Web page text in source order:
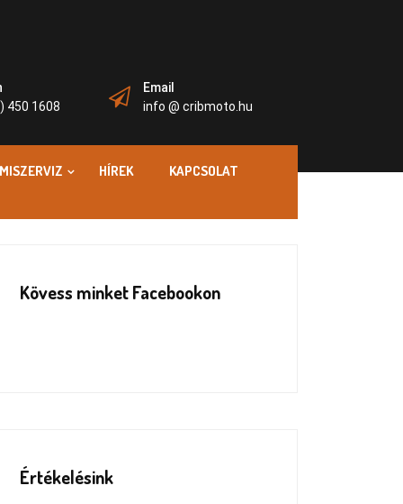
450 1608
Email
info @ cribmoto.hu
HÍREK KAPCSOLAT
Kövess minket Facebookon
Értékelésink